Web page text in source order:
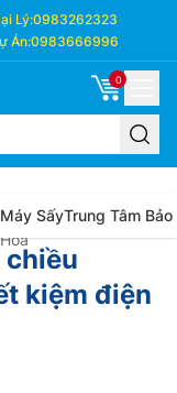
Lý:0983262323
Án:0983666996
0
SấyTrung Tâm Bảo
chiều
kiệm điện